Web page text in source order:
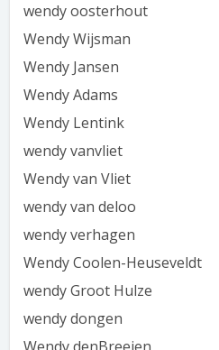
wendy oosterhout
Wendy Wijsman
Wendy Jansen
Wendy Adams
Wendy Lentink
wendy vanvliet
Wendy van Vliet
wendy van deloo
wendy verhagen
Wendy Coolen-Heuseveldt
wendy Groot Hulze
wendy dongen